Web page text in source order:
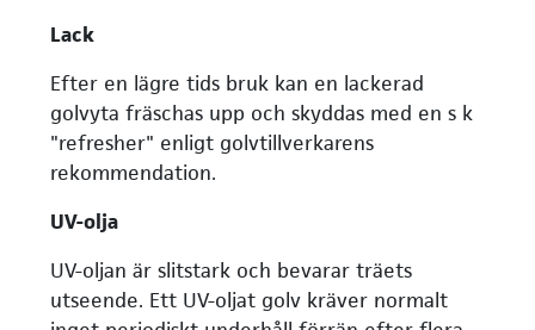
Lack
Efter en lägre tids bruk kan en lackerad
golvyta fräschas upp och skyddas med en s k
"refresher" enligt golvtillverkarens
rekommendation.
UV-olja
UV-oljan är slitstark och bevarar träets
utseende. Ett UV-oljat golv kräver normalt